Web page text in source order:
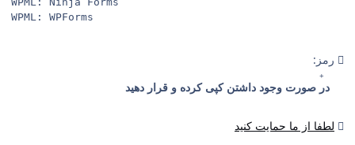
WPML: WPForms
رمز:
در صورت وجود داشتن کپی کرده و قرار دهید
لطفا از ما حمایت کنید